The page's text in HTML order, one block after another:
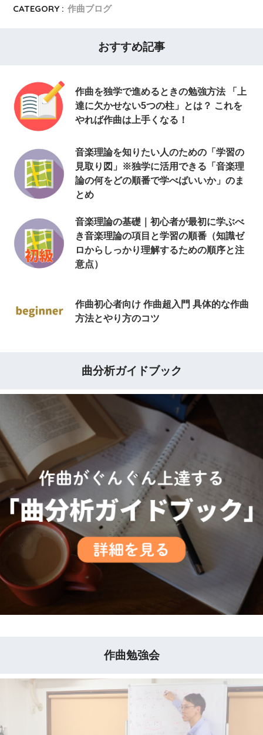
CATEGORY : 作曲ブログ
おすすめ記事
作曲を独学で進めるときの勉強方法 「上
達に欠かせない5つの柱」とは？ これを
やれば作曲は上手くなる！
音楽理論を知りたい人のための「学習の
見取り図」※独学に活用できる「音楽理
論の何をどの順番で学べばいいか」のま
とめ
音楽理論の基礎｜初心者が最初に学ぶべ
き音楽理論の項目と学習の順番（知識ゼ
ロからしっかり理解するための順序と注
意点）
作曲初心者向け 作曲超入門 具体的な作曲
方法とやり方のコツ
曲分析ガイドブック
作曲勉強会